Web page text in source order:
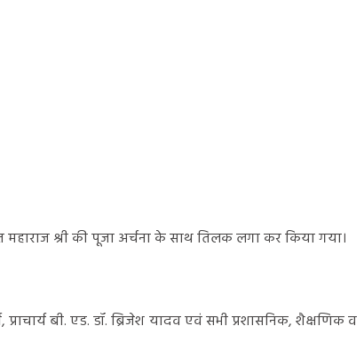
महाराज श्री की पूजा अर्चना के साथ तिलक लगा कर किया गया।
बी. एड. डॉ. ब्रिजेश यादव एवं सभी प्रशासनिक, शैक्षणिक व